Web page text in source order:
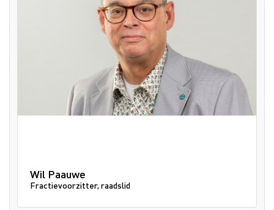
Wil Paauwe
Fractievoorzitter, raadslid